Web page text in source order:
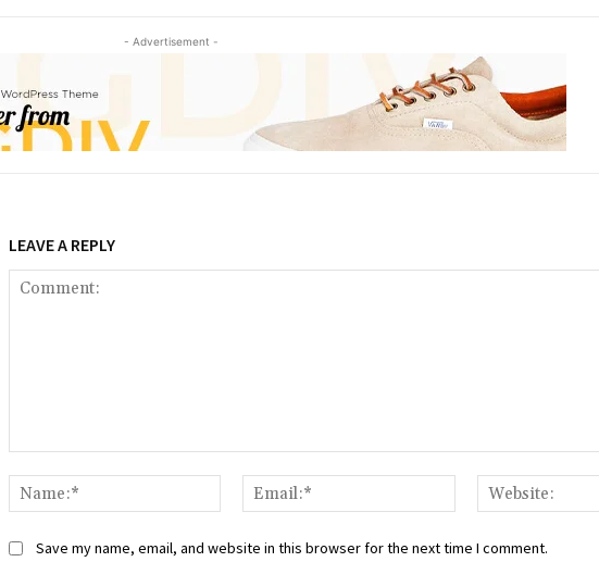
- Advertisement -
LEAVE A REPLY
Name:*
Email:*
Save my name, email, and website in this browser for the next time I comment.